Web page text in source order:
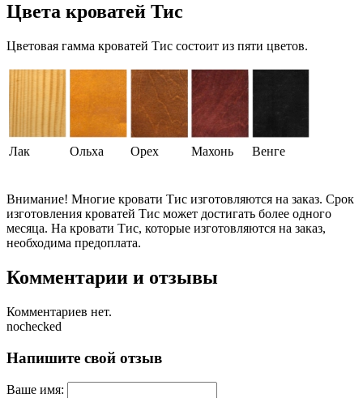
Цвета кроватей Тис
Цветовая гамма кроватей Тис состоит из пяти цветов.
Лак Ольха Орех Махонь Венге
Внимание! Многие кровати Тис изготовляются на заказ. Срок
изготовления кроватей Тис может достигать более одного
месяца. На кровати Тис, которые изготовляются на заказ,
необходима предоплата.
Комментарии и отзывы
Комментариев нет.
nochecked
Напишите свой отзыв
Ваше имя: